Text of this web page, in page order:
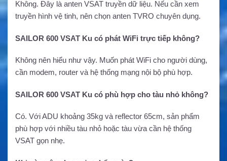
Không. Đây là anten VSAT truyền dữ liệu. Nếu cần xem
truyền hình vệ tinh, nên chọn anten TVRO chuyên dụng.
SAILOR 600 VSAT Ku có phát WiFi trực tiếp không?
Không nên hiểu như vậy. Muốn phát WiFi cho người dùng,
cần modem, router và hệ thống mạng nội bộ phù hợp.
SAILOR 600 VSAT Ku có phù hợp cho tàu nhỏ không?
Có. Với ADU khoảng 35kg và reflector 65cm, sản phẩm
phù hợp với nhiều tàu nhỏ hoặc tàu vừa cần hệ thống
VSAT gọn nhẹ.